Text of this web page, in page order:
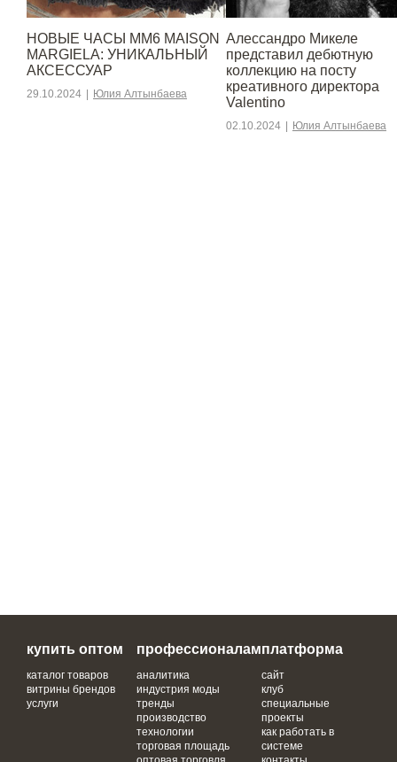
НОВЫЕ ЧАСЫ MM6 MAISON
MARGIELA: УНИКАЛЬНЫЙ
АКСЕССУАР
29.10.2024 | Юлия Алтынбаева
Алессандро Микеле
представил дебютную
коллекцию на посту
креативного директора
Valentino
02.10.2024 | Юлия Алтынбаева
купить оптом
каталог товаров
витрины брендов
услуги
профессионалам
аналитика
индустрия моды
тренды
производство
технологии
торговая площадь
платформа
сайт
клуб
специальные
проекты
как работать в
системе